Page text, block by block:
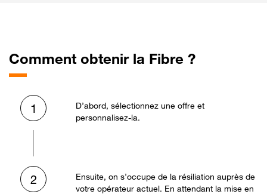
Comment obtenir la Fibre ?
1
D’abord, sélectionnez une offre et
personnalisez-la.
2
Ensuite, on s’occupe de la résiliation auprès de
votre opérateur actuel. En attendant la mise en